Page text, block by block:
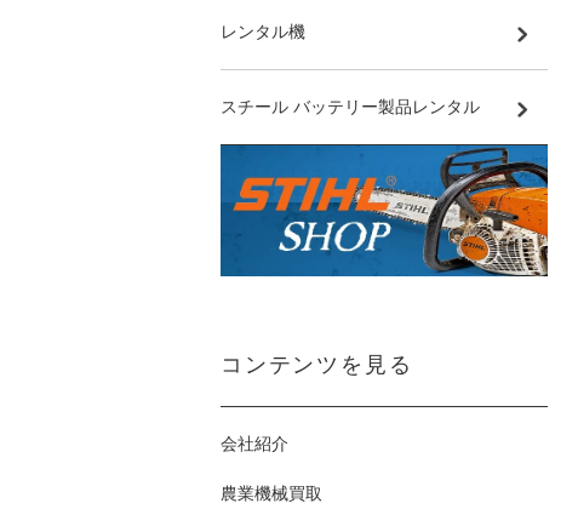
レンタル機
スチール バッテリー製品レンタル
コンテンツを見る
会社紹介
農業機械買取